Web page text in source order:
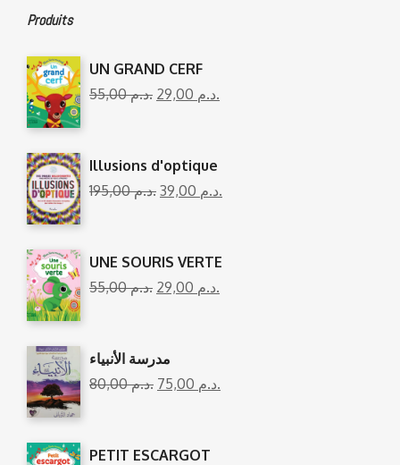
Produits
UN GRAND CERF
55,00
د.م. 29,00 د.م.
Illusions d'optique
195,00
د.م. 39,00 د.م.
UNE SOURIS VERTE
55,00
د.م. 29,00 د.م.
مدرسة الأنبياء
80,00
د.م. 75,00 د.م.
PETIT ESCARGOT